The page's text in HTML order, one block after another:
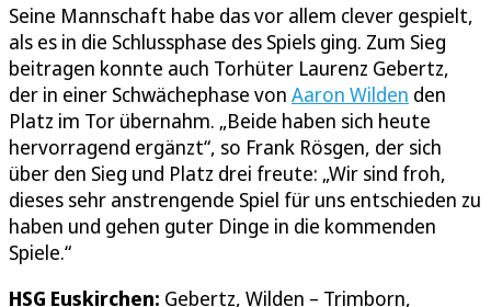
Seine Mannschaft habe das vor allem clever gespielt,
als es in die Schlussphase des Spiels ging. Zum Sieg
beitragen konnte auch Torhüter Laurenz Gebertz,
der in einer Schwächephase von Aaron Wilden den
Platz im Tor übernahm. „Beide haben sich heute
hervorragend ergänzt“, so Frank Rösgen, der sich
über den Sieg und Platz drei freute: „Wir sind froh,
dieses sehr anstrengende Spiel für uns entschieden zu
haben und gehen guter Dinge in die kommenden
Spiele.“
HSG Euskirchen: Gebertz, Wilden – Trimborn,